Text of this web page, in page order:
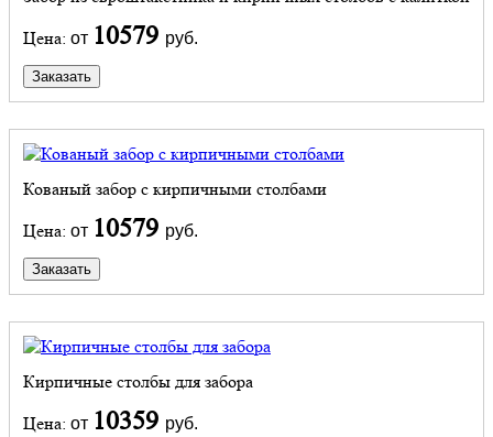
Цена: от 10579 руб.
Заказать
Кованый забор с кирпичными столбами
Цена: от 10579 руб.
Заказать
Кирпичные столбы для забора
Цена: от 10359 руб.